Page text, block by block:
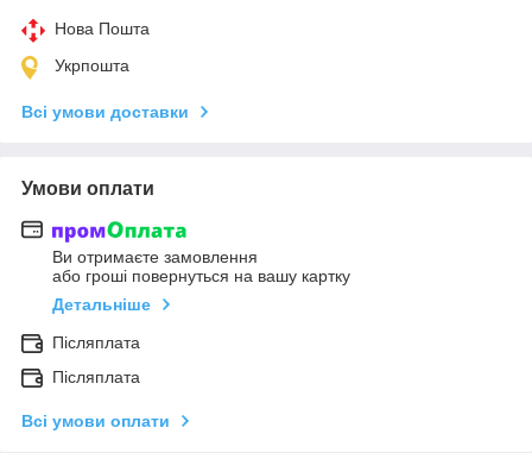
Нова Пошта
Укрпошта
Всі умови доставки
Умови оплати
Ви отримаєте замовлення
або гроші повернуться на вашу картку
Детальніше
Післяплата
Післяплата
Всі умови оплати